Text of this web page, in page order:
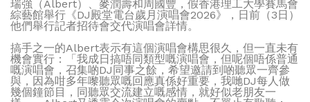
瑞強（Albert）、麥潤壽和周國豐，假香港理工大學賽馬會
綜藝館舉行《DJ殿堂電台歲月演唱會2026》，日前（3日）
他們舉行記者招待會交代演唱會詳情。
搞手之一的Albert表示有這個演唱會構思很久，但一直未有
機會實行：「我成日搞唔同類型嘅演唱會，但呢個唔係普通
嘅演唱會，召集啲DJ同事之餘，希望邀請到啲聽眾一齊參
與，因為咁多年嚟聽眾嘅回應真係好重要，我哋DJ每人做
幾個鐘節目，同聽眾交流建立嘅感情，就好似老朋友一